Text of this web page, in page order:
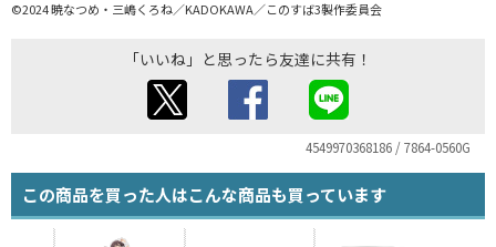
©2024 暁なつめ・三嶋くろね／KADOKAWA／このすば3製作委員会
「いいね」と思ったら友達に共有！
4549970368186 / 7864-0560G
この商品を買った人はこんな商品も買っています